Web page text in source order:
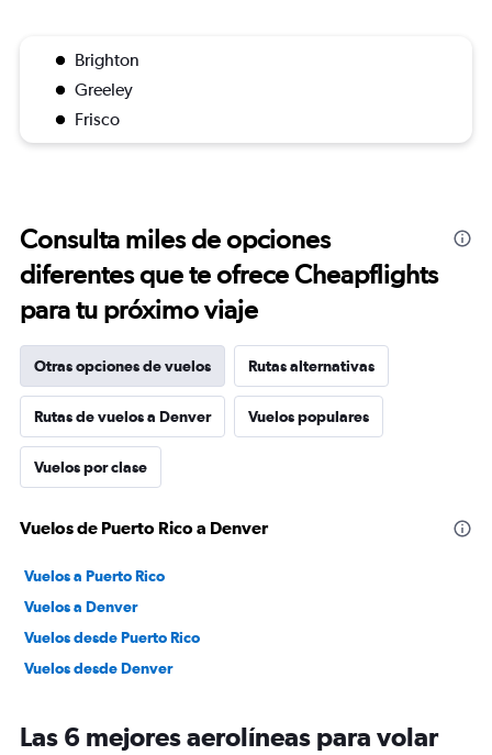
Brighton
Greeley
Frisco
Consulta miles de opciones
diferentes que te ofrece Cheapflights
para tu próximo viaje
Otras opciones de vuelos Rutas alternativas
Rutas de vuelos a Denver Vuelos populares
Vuelos por clase
Vuelos de Puerto Rico a Denver
Vuelos a Puerto Rico
Vuelos a Denver
Vuelos desde Puerto Rico
Vuelos desde Denver
Las 6 mejores aerolíneas para volar